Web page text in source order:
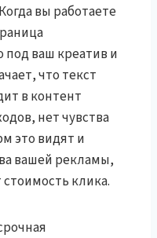
вы работаете
под ваш креатив и
что текст
в контент
нет чувства
это видят и
вашей рекламы,
клика.